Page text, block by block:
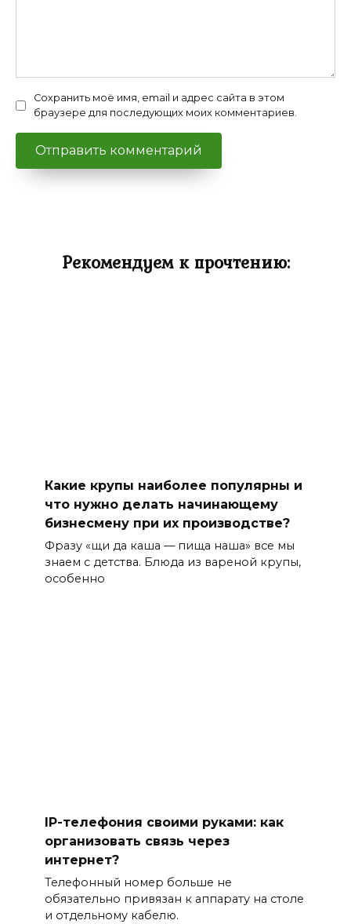
Сохранить моё имя, email и адрес сайта в этом
браузере для последующих моих комментариев.
Рекомендуем к прочтению:
Какие крупы наиболее популярны и
что нужно делать начинающему
бизнесмену при их производстве?
Фразу «щи да каша — пища наша» все мы
знаем с детства. Блюда из вареной крупы,
особенно
IP-телефония своими руками: как
организовать связь через
интернет?
Телефонный номер больше не
обязательно привязан к аппарату на столе
и отдельному кабелю.